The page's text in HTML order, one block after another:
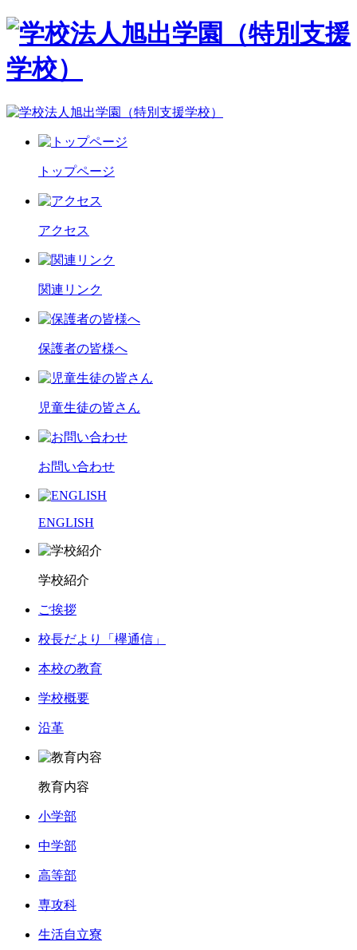
トップページ
アクセス
関連リンク
保護者の皆様へ
児童生徒の皆さん
お問い合わせ
ENGLISH
学校紹介
ご挨拶
校長だより「欅通信」
本校の教育
学校概要
沿革
教育内容
小学部
中学部
高等部
専攻科
生活自立寮